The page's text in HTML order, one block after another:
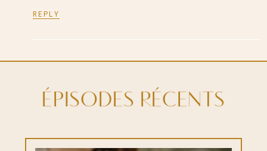
REPLY
ÉPISODES RÉCENTS